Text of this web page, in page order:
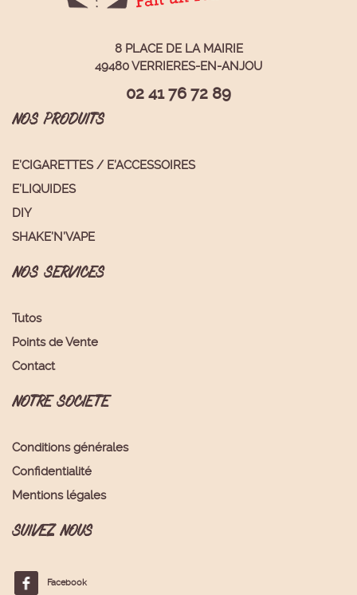
8 PLACE DE LA MAIRIE
49480 VERRIERES-EN-ANJOU
02 41 76 72 89
NOS PRODUITS
E’CIGARETTES / E’ACCESSOIRES
E’LIQUIDES
DIY
SHAKE’N’VAPE
NOS SERVICES
Tutos
Points de Vente
Contact
NOTRE SOCIETE
Conditions générales
Confidentialité
Mentions légales
SUIVEZ NOUS
Facebook